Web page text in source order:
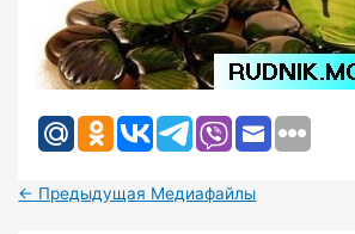
← Предыдущая Медиафайлы